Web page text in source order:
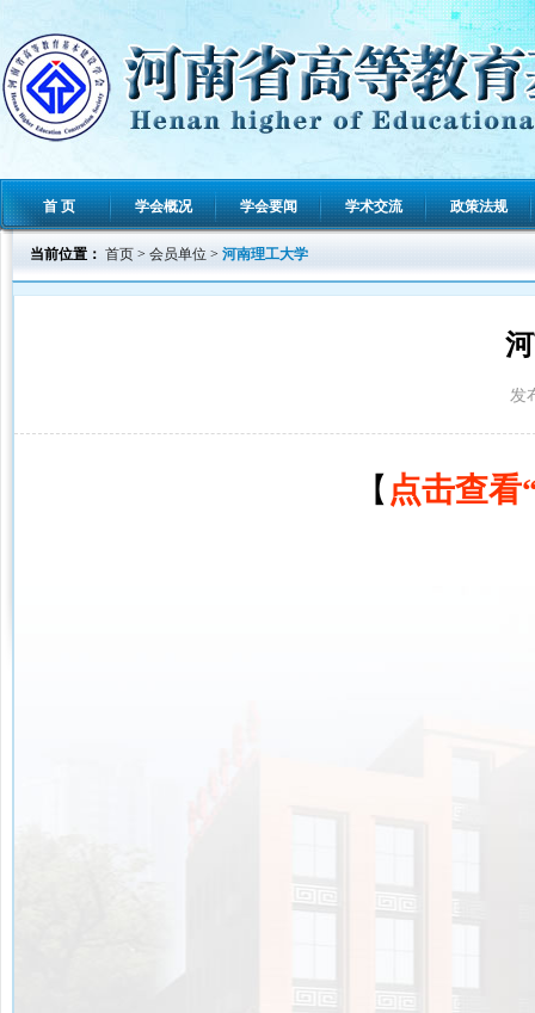
首 页 学会概况 学会要闻 学术交流 政策法规
当前位置： 首页 > 会员单位 > 河南理工大学
发
【 点击查看